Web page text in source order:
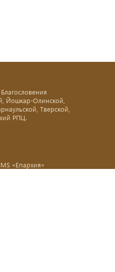
Йошкар-Олинской,
Тверской,
РПЦ.
«Епархия»